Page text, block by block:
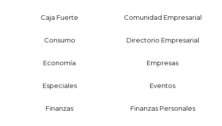
Caja Fuerte Comunidad Empresarial
Consumo Directorio Empresarial
Economía Empresas
Especiales Eventos
Finanzas Finanzas Personales